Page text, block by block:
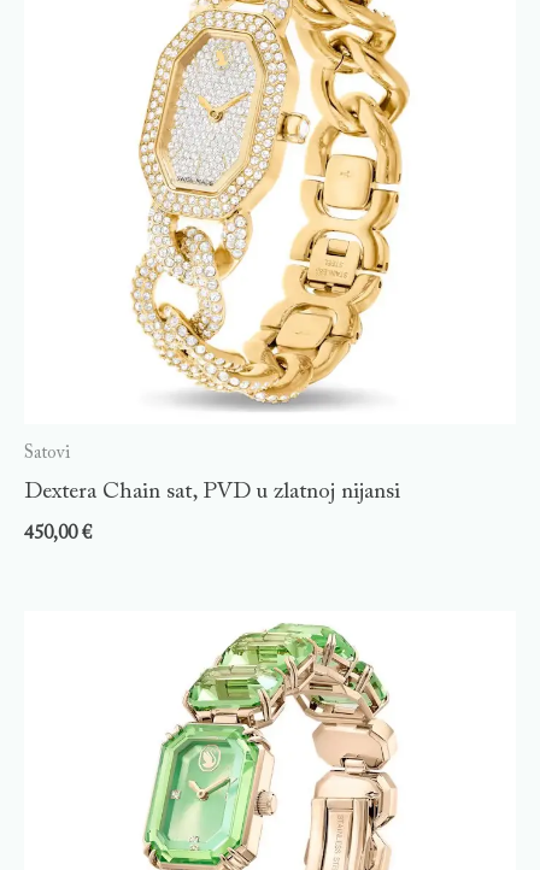
Satovi
Dextera Chain sat, PVD u zlatnoj nijansi
450,00€